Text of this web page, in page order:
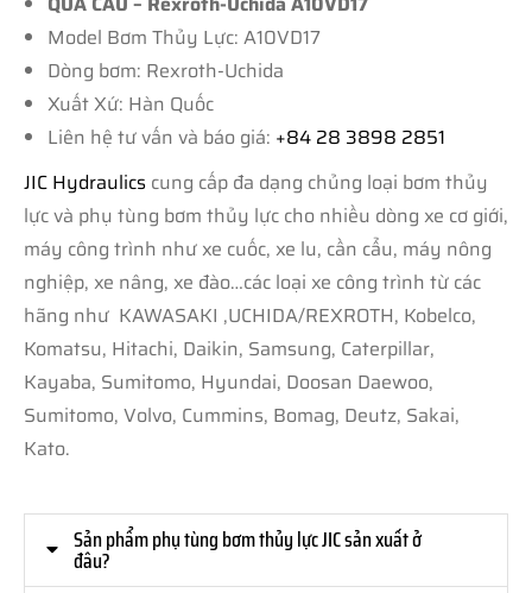
Model Bơm Thủy Lực: A10VD17
Dòng bơm: Rexroth-Uchida
Xuất Xứ: Hàn Quốc
Liên hệ tư vấn và báo giá: +84 28 3898 2851
JIC Hydraulics cung cấp đa dạng chủng loại bơm thủy
lực và phụ tùng bơm thủy lực cho nhiều dòng xe cơ giới,
máy công trình như xe cuốc, xe lu, cần cẩu, máy nông
nghiệp, xe nâng, xe đào…các loại xe công trình từ các
hãng như KAWASAKI ,UCHIDA/REXROTH, Kobelco,
Komatsu, Hitachi, Daikin, Samsung, Caterpillar,
Kayaba, Sumitomo, Hyundai, Doosan Daewoo,
Sumitomo, Volvo, Cummins, Bomag, Deutz, Sakai,
Kato.
Sản phẩm phụ tùng bơm thủy lực JIC sản xuất ở
đâu?